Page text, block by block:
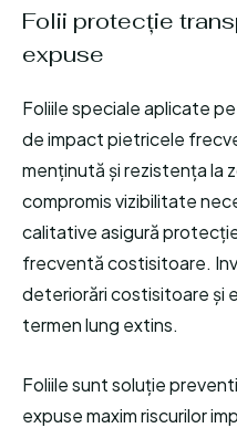
Folii protecție
expuse
Foliile speciale aplicate
de impact pietricele
menținută și rezistența la
compromis vizibilitate
calitative asigură
frecventă costisitoare.
deteriorări costisitoare și
termen lung extins.
Foliile sunt soluție
expuse maxim riscurilor